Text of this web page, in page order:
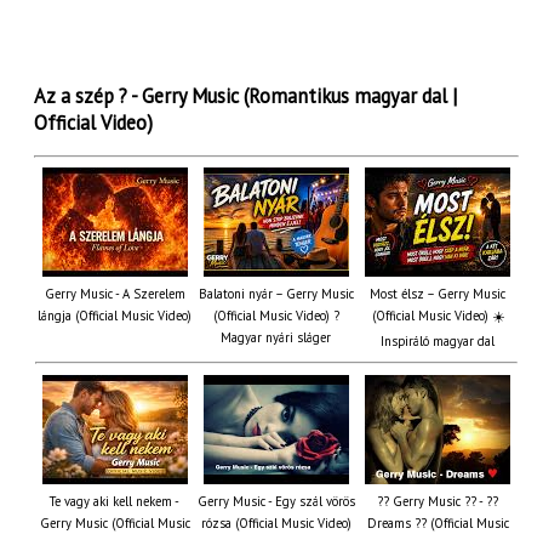
Az a szép ? - Gerry Music (Romantikus magyar dal |
Official Video)
Gerry Music - A Szerelem
lángja (Official Music Video)
Balatoni nyár – Gerry Music
(Official Music Video) ?
Magyar nyári sláger
Most élsz – Gerry Music
(Official Music Video) ☀️
Inspiráló magyar dal
Te vagy aki kell nekem -
Gerry Music (Official Music
Gerry Music - Egy szál vörös
rózsa (Official Music Video)
?? Gerry Music ?? - ??
Dreams ?? (Official Music